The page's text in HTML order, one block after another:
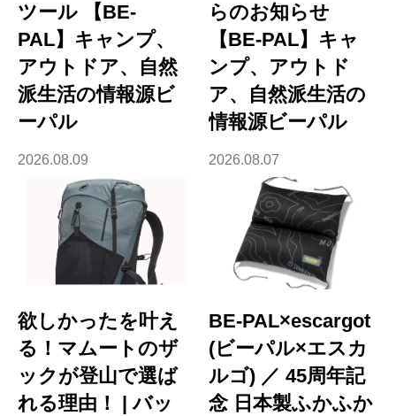
ツール 【BE-
PAL】キャンプ、
アウトドア、自然
派生活の情報源ビ
ーパル
2026.08.09
らのお知らせ
【BE-PAL】キャ
ンプ、アウトド
ア、自然派生活の
情報源ビーパル
2026.08.07
欲しかったを叶え
る！マムートのザ
ックが登山で選ば
れる理由！ | バッ
BE-PAL×escargot
(ビーパル×エスカ
ルゴ) ／ 45周年記
念 日本製ふかふか